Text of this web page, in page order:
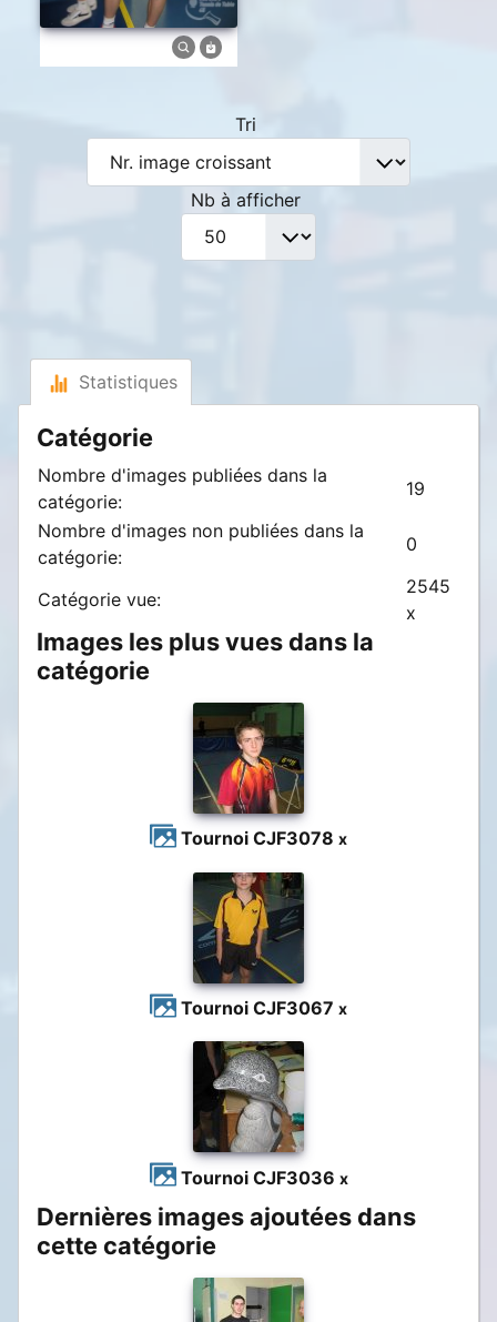
Tri
Nb à afficher
Statistiques
Catégorie
Nombre d'images publiées dans la
catégorie:
19
Nombre d'images non publiées dans la
catégorie:
0
Catégorie vue:
2545
x
Images les plus vues dans la
catégorie
Tournoi CJF3078x
Tournoi CJF3067x
Tournoi CJF3036 x
Dernières images ajoutées dans
cette catégorie